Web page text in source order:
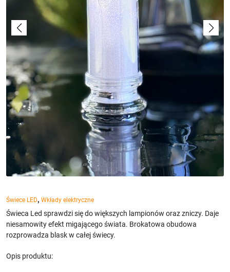
Świece LED, Wkłady elektryczne
Świeca Led sprawdzi się do większych lampionów oraz zniczy. Daje
niesamowity efekt migającego świata. Brokatowa obudowa
rozprowadza blask w całej świecy.
Opis produktu: